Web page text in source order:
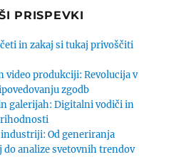
PRISPEVKI
in zakaj si tukaj privoščiti
video produkciji: Revolucija v
zgodb
galerijah: Digitalni vodiči in
industriji: Od generiranja
analize svetovnih trendov